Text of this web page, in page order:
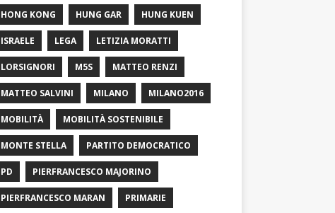
HONG KONG HUNG GAR HUNG KUEN
ISRAELE LEGA LETIZIA MORATTI
LORSIGNORI M5S MATTEO RENZI
MATTEO SALVINI MILANO MILANO2016
MOBILITÀ MOBILITÀ SOSTENIBILE
MONTE STELLA PARTITO DEMOCRATICO
PD PIERFRANCESCO MAJORINO
PIERFRANCESCO MARAN PRIMARIE